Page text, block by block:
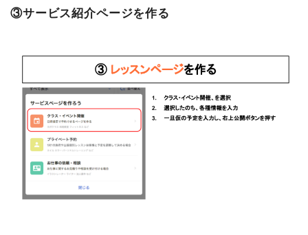
③サービス紹介ページを作る